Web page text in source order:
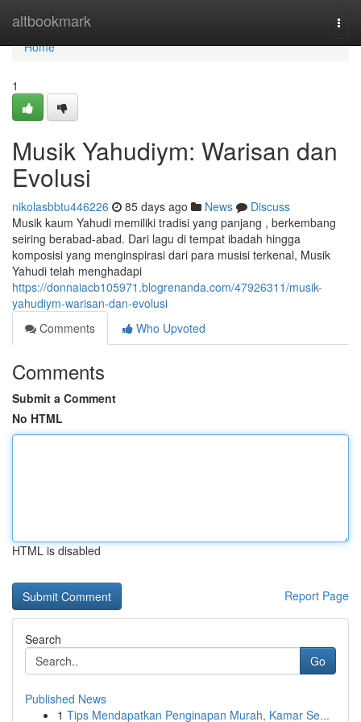
altbookmark
Home
Home
1
Musik Yahudiym: Warisan dan
Evolusi
nikolasbbtu446226 85 days ago News
Discuss
Musik kaum Yahudi memiliki tradisi yang panjang , berkembang
seiring berabad-abad. Dari lagu di tempat ibadah hingga
komposisi yang menginspirasi dari para musisi terkenal, Musik
Yahudi telah menghadapi
https://donnaiacb105971.blogrenanda.com/47926311/musik-
yahudiym-warisan-dan-evolusi
Comments
Who Upvoted
Comments
Submit a Comment
No HTML
HTML is disabled
Report Page
Search
Go
Published News
1 Tips Mendapatkan Penginapan Murah, Kamar Se...